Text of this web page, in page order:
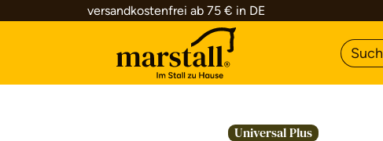
versandkostenfrei ab 75 € in DE
Universal Plus